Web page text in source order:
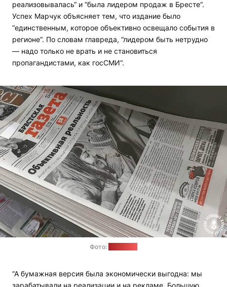
реализовывалась“ и “была лидером продаж в Бресте“.
Успех Марчук объясняет тем, что издание было
“единственным, которое объективно освещало события в
регионе“. По словам главреда, “лидером быть нетрудно
— надо только не врать и не становиться
пропагандистами, как госСМИ“.
Фото:
“А бумажная версия была экономически выгодна: мы